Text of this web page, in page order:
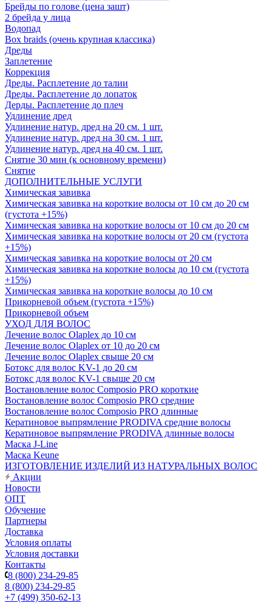
Брейды по голове (цена зашт)
2 брейда у лица
Водопад
Box braids (очень крупная классика)
Дреды
Заплетение
Коррекция
Дреды. Расплетение до талии
Дреды. Расплетение до лопаток
Дерды. Расплетение до плеч
Удлинение дред
Удлинение натур. дред на 20 см. 1 шт.
Удлинение натур. дред на 30 см. 1 шт.
Удлинение натур. дред на 40 см. 1 шт.
Снятие 30 мин (к основному времени)
Снятие
ДОПОЛНИТЕЛЬНЫЕ УСЛУГИ
Химическая завивка
Химическая завивка на короткие волосы от 10 см до 20 см
(густота +15%)
Химическая завивка на короткие волосы от 10 см до 20 см
Химическая завивка на короткие волосы от 20 см (густота
+15%)
Химическая завивка на короткие волосы от 20 см
Химическая завивка на короткие волосы до 10 см (густота
+15%)
Химическая завивка на короткие волосы до 10 см
Прикорневой объем (густота +15%)
Прикорневой объем
УХОД ДЛЯ ВОЛОС
Лечение волос Olapleх до 10 см
Лечение волос Olapleх от 10 до 20 см
Лечение волос Olapleх свыше 20 см
Ботокс для волос KV-1 до 20 см
Ботокс для волос KV-1 свыше 20 см
Востановление волос Composio PRO короткие
Востановление волос Composio PRO средние
Востановление волос Composio PRO длинные
Кератиновое выпрямление PRODIVA средние волосы
Кератиновое выпрямление PRODIVA длинные волосы
Маска J-Line
Маска Keune
ИЗГОТОВЛЕНИЕ ИЗДЕЛИЙ ИЗ НАТУРАЛЬНЫХ ВОЛОС
Акции
Новости
ОПТ
Обучение
Партнеры
Доставка
Условия оплаты
Условия доставки
Контакты
8 (800) 234-29-85
8 (800) 234-29-85
+7 (499) 350-62-13